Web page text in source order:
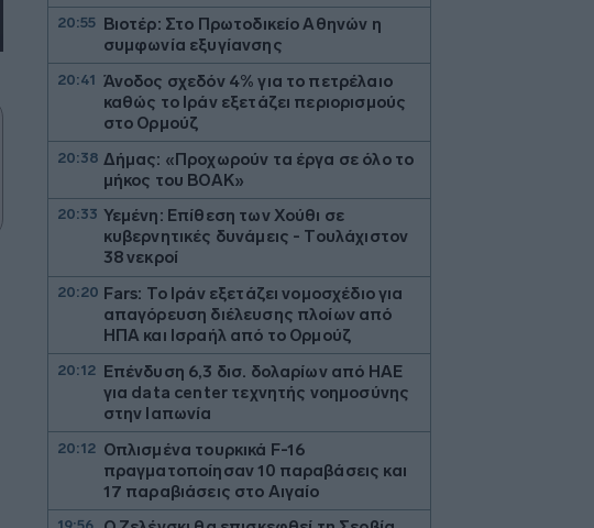
20:55 Βιοτέρ: Στο Πρωτοδικείο Αθηνών η
συμφωνία εξυγίανσης
20:41 Άνοδος σχεδόν 4% για το πετρέλαιο
καθώς το Ιράν εξετάζει περιορισμούς
στο Ορμούζ
20:38 Δήμας: «Προχωρούν τα έργα σε όλο το
μήκος του ΒΟΑΚ»
20:33 Υεμένη: Επίθεση των Χούθι σε
κυβερνητικές δυνάμεις - Τουλάχιστον
38 νεκροί
20:20 Fars: Το Ιράν εξετάζει νομοσχέδιο για
απαγόρευση διέλευσης πλοίων από
ΗΠΑ και Ισραήλ από το Ορμούζ
20:12 Επένδυση 6,3 δισ. δολαρίων από ΗΑΕ
για data center τεχνητής νοημοσύνης
στην Ιαπωνία
20:12 Οπλισμένα τουρκικά F-16
πραγματοποίησαν 10 παραβάσεις και
17 παραβιάσεις στο Αιγαίο